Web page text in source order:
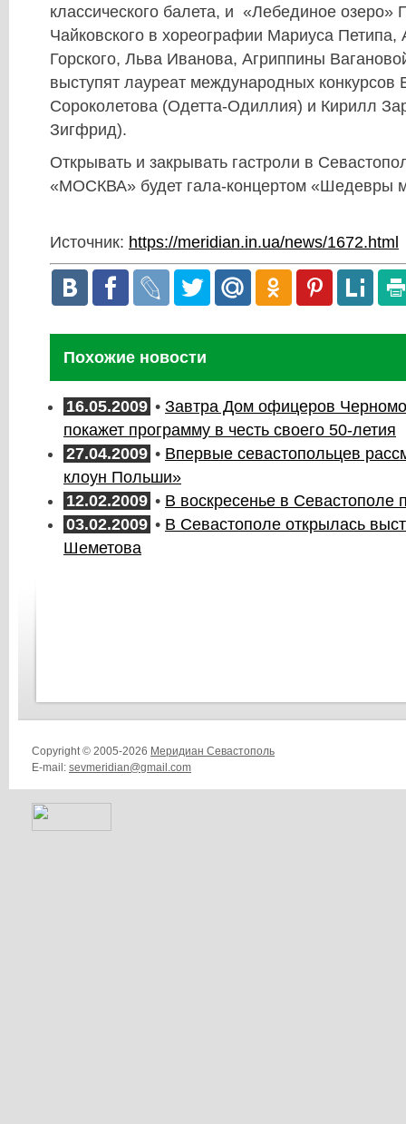
классического балета, и «Лебединое озеро»
Чайковского в хореографии Мариуса Петипа,
Горского, Льва Иванова, Агриппины
выступят лауреат международных конкурсов
Сороколетова (Одетта-Одиллия) и Кирилл
Зигфрид).
Открывать и закрывать гастроли в
«МОСКВА» будет гала-концертом «Шедевры
Источник: https://meridian.in.ua/news/1672.html
Похожие новости
16.05.2009 • Завтра Дом офицеров
покажет программу в честь своего 50-летия
27.04.2009 • Впервые севастопольцев
клоун Польши»
12.02.2009 • В воскресенье в Севастополе
03.02.2009 • В Севастополе открылась
Шеметова
Copyright © 2005-2026 Меридиан Севастополь
E-mail: sevmeridian@gmail.com